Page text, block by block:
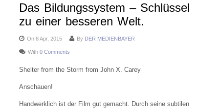
Das Bildungssystem – Schlüssel
zu einer besseren Welt.
On 8 Apr, 2015 By DER MEDIENBAYER
With 0 Comments
Shelter from the Storm from John X. Carey
Anschauen!
Handwerklich ist der Film gut gemacht. Durch seine subtilen